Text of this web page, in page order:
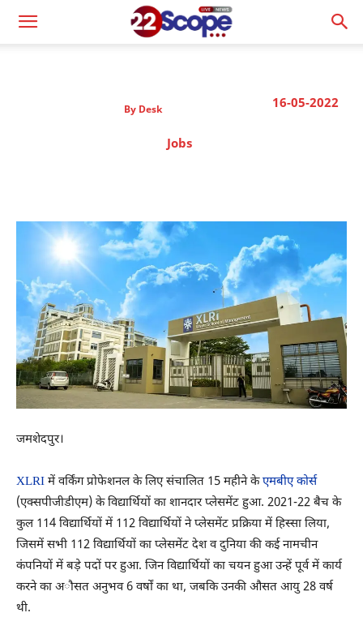
16-05-2022
By Desk
Jobs
जमशेदपुर।
XLRI में वर्किंग प्रोफेशनल के लिए संचालित 15 महीने केएमबीए कोर्स
(एक्सपीजीडीएम) के विद्यार्थियों का शानदार प्लेसमेंट हुआ. 2021-22 बैच के
कुल 114 विद्यार्थियों में 112 विद्यार्थियों ने प्लेसमेंट प्रक्रिया में हिस्सा लिया,
जिसमें सभी 112 विद्यार्थियों का प्लेसमेंट देश व दुनिया की कई नामचीन
कंपनियों में बड़े पदों पर हुआ. जिन विद्यार्थियों का चयन हुआ उन्हें पूर्व में कार्य
करने का अौसत अनुभव 6 वर्षों का था, जबकि उनकी औसत आयु 28 वर्ष
थी.